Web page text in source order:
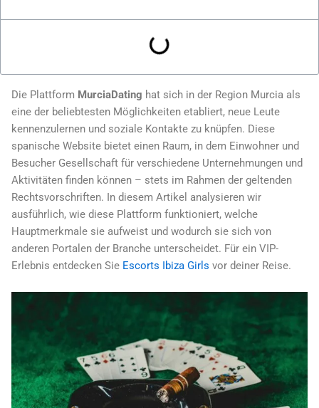
Die Plattform MurciaDating hat sich in der Region Murcia als
eine der beliebtesten Möglichkeiten etabliert, neue Leute
kennenzulernen und soziale Kontakte zu knüpfen. Diese
spanische Website bietet einen Raum, in dem Einwohner und
Besucher Gesellschaft für verschiedene Unternehmungen und
Aktivitäten finden können – stets im Rahmen der geltenden
Rechtsvorschriften. In diesem Artikel analysieren wir
ausführlich, wie diese Plattform funktioniert, welche
Hauptmerkmale sie aufweist und wodurch sie sich von
anderen Portalen der Branche unterscheidet. Für ein VIP-
Erlebnis entdecken Sie Escorts Ibiza Girls vor deiner Reise.